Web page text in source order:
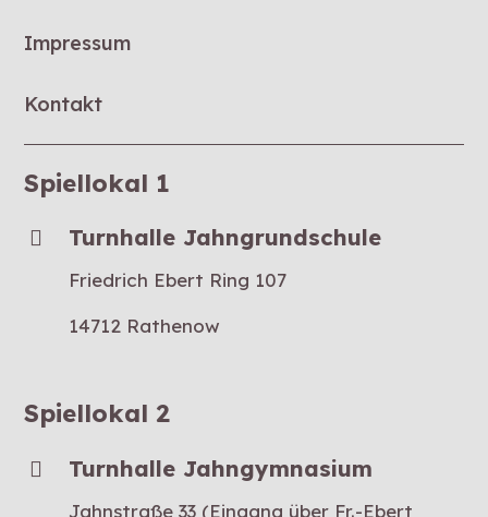
Impressum
Kontakt
Spiellokal 1
Turnhalle Jahngrundschule
Friedrich Ebert Ring 107
14712 Rathenow
Spiellokal 2
Turnhalle Jahngymnasium
Jahnstraße 33 (Eingang über Fr.-Ebert